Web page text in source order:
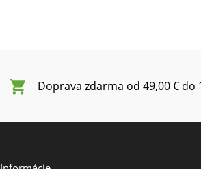
Doprava zdarma od 49,00 € do